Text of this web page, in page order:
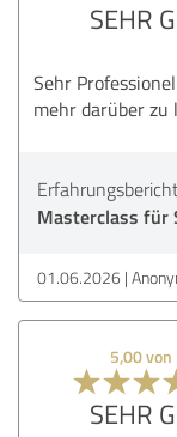
SEHR
Sehr
mehr darüber zu
Masterclass für
01.06.2026
5,00 von
SEHR